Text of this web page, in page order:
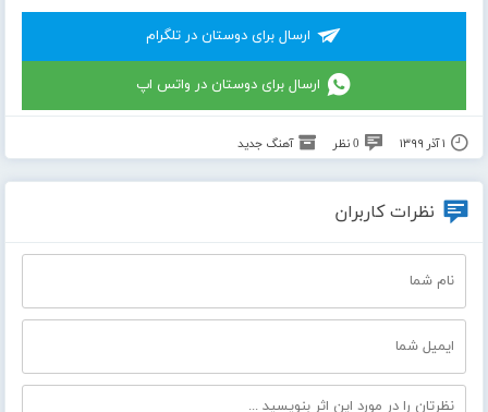
ارسال برای دوستان در تلگرام
ارسال برای دوستان در واتس اپ
۱ آذر ۱۳۹۹ 0 نظر آهنگ جدید
نظرات کاربران